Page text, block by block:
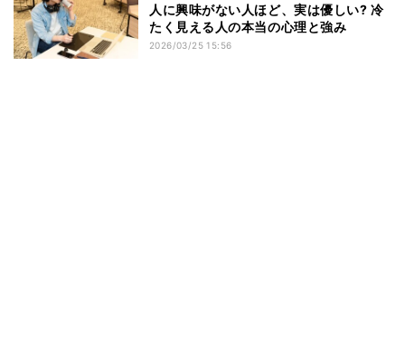
人に興味がない人ほど、実は優しい? 冷
たく見える人の本当の心理と強み
2026/03/25 15:56